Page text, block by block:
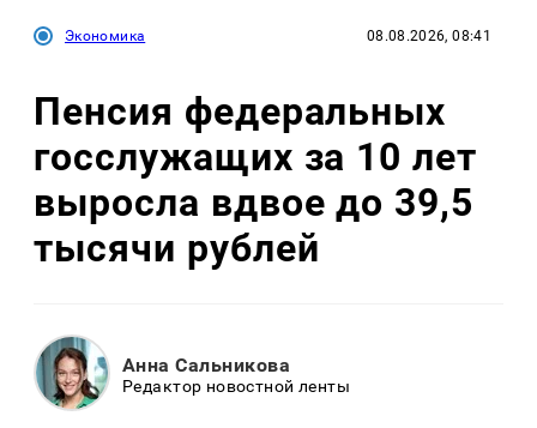
Экономика 08.08.2026, 08:41
Пенсия федеральных
госслужащих за 10 лет
выросла вдвое до 39,5
тысячи рублей
Анна Сальникова
Редактор новостной ленты